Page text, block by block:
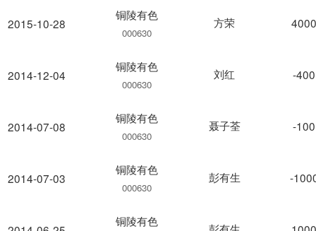
2015-10-28
2014-12-04
2014-07-08
2014-07-03
铜陵有色
000630
方荣
铜陵有色
000630
刘红 -
铜陵有色
000630
聂子荃 -
铜陵有色
000630
彭有生 -
铜陵有色